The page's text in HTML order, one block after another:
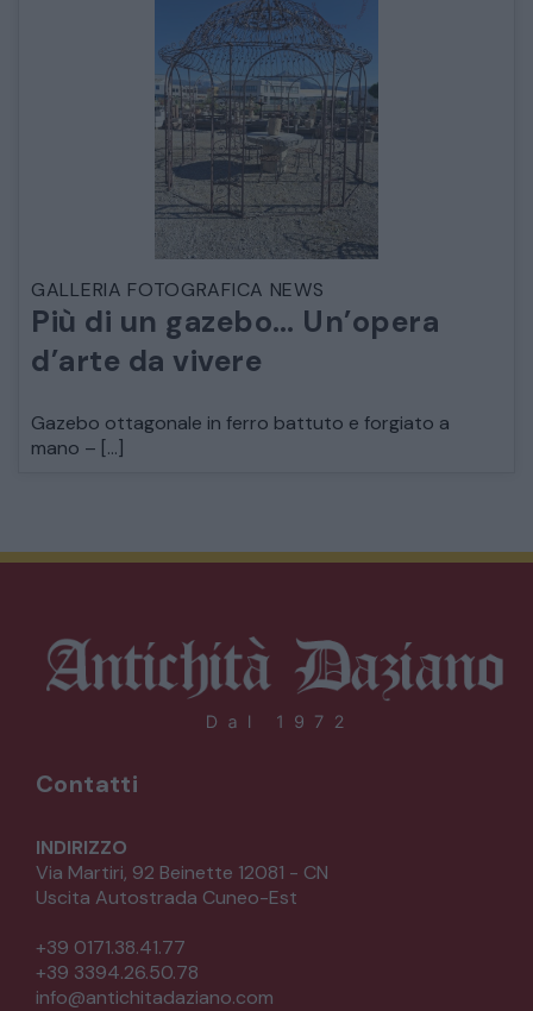
STILI ED ESPOSIZIONE
STRUMENTI MUSICALI
VEICOLI D’EPOCA
GALLERIA FOTOGRAFICA NEWS
Più di un gazebo… Un’opera
d’arte da vivere
Gazebo ottagonale in ferro battuto e forgiato a
mano – […]
Contatti
INDIRIZZO
Via Martiri, 92 Beinette 12081 - CN
Uscita Autostrada Cuneo-Est
+39 0171.38.41.77
+39 3394.26.50.78
info@antichitadaziano.com